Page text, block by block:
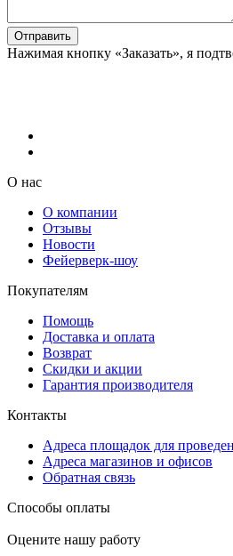
Отправить
Нажимая кнопку «Заказать», я
О нас
О компании
Отзывы
Новости
Фейерверк-шоу
Покупателям
Помощь
Доставка и оплата
Возврат
Скидки и акции
Гарантия производителя
Контакты
Адреса площадок для
Адреса магазинов и офисов
Обратная связь
Способы оплаты
Оцените нашу работу